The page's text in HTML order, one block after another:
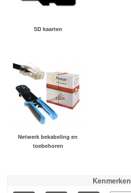
SD kaarten
Netwerk bekabeling en
toebehoren
Kenmerken